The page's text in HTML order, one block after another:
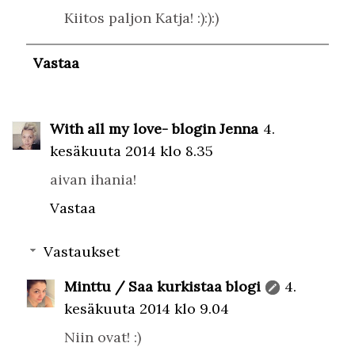
Kiitos paljon Katja! :):):)
Vastaa
With all my love- blogin Jenna 4.
kesäkuuta 2014 klo 8.35
aivan ihania!
Vastaa
Vastaukset
Minttu / Saa kurkistaa blogi
4.
kesäkuuta 2014 klo 9.04
Niin ovat! :)